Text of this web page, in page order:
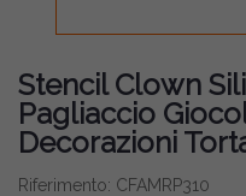
Stencil Clown
Pagliaccio
Decorazioni
Riferimento: CFAMRP310